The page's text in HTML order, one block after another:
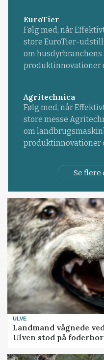
EuroTier
Følg med, når
store EuroTier-
om husdyrbranchens
produktinnovationer
Agritechnica
Følg med, når
store messe
om
produktinnovationer
Se flere
ULVE
Landmand vågnede
Ulven stod på